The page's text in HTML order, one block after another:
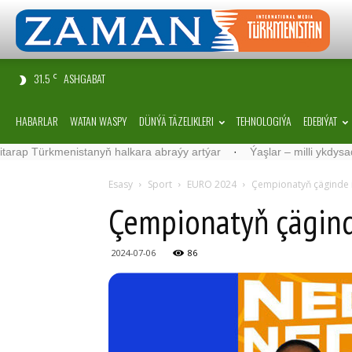
31.5 C ASHGABAT
HABARLAR WATAN WASPY DÜNÝÄ TÄZELIKLERI TEHNOLOGIÝA EDEBIÝAT
halkara abraýy artýar · Ýaşlar – milli
Esasy Sport EURO 2024 Çempionatyň
Çempionatyň
2024-07-06 86